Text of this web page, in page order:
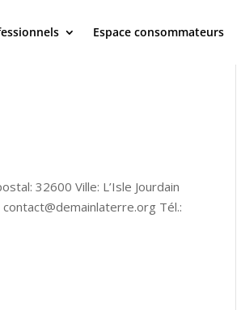
Espace consommateurs
32600 Ville: L’Isle Jourdain
Tél.: